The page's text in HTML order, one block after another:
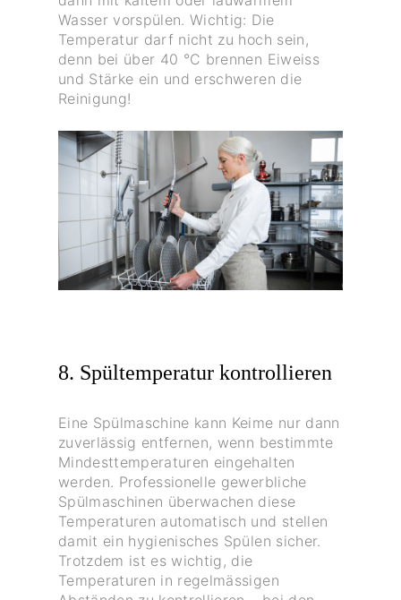
Wasser vorspülen. Wichtig: Die
Temperatur darf nicht zu hoch sein,
denn bei über 40 °C brennen Eiweiss
und Stärke ein und erschweren die
Reinigung!
8. Spültemperatur kontrollieren
Eine Spülmaschine kann Keime nur dann
zuverlässig entfernen, wenn bestimmte
Mindesttemperaturen eingehalten
werden. Professionelle gewerbliche
Spülmaschinen überwachen diese
Temperaturen automatisch und stellen
damit ein hygienisches Spülen sicher.
Trotzdem ist es wichtig, die
Temperaturen in regelmässigen